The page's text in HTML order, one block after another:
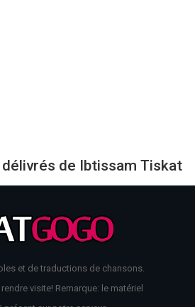
de Ibtissam Tiskat
et de traductions de chansons.
visite! Remarque: le matériel